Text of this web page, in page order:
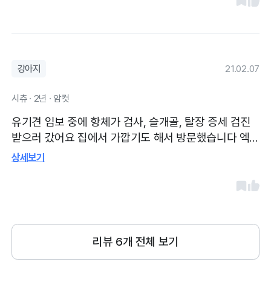
은 조금 긴 거 같지만 견주들이 궁금한 거에
길어지는 거 같았고 예약은 가능해요
강아지 21.02.07
시츄 · 2년 · 암컷
유기견 임보 중에 항체가 검사, 슬개골, 탈장 증세 검진
받으러 갔어요 집에서 가깝기도 해서 방문했습니다 엑
스레이촬영도 했고 사진보면서 상세하게 설명해주셔서
도 한데 궁금했던거 하나하나 다 알려주셔서 정말 감사
고 깨끗합니다 병원이 오래 있었던지라 인테리어는 예
전모습이지만 선생님들이 좋으셔요
상세보기
리뷰 6개 전체 보기